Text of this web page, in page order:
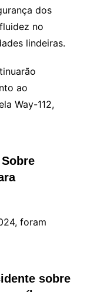
dos
no
lindeiras.
ao
Way-112,
foram
sobre